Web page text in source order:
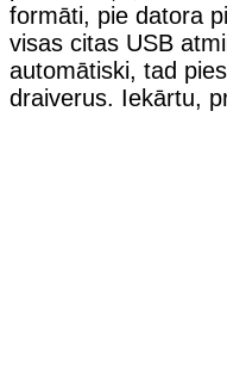
formāti, pie datora
visas citas USB
automātiski, tad
draiverus. Iekārtu,